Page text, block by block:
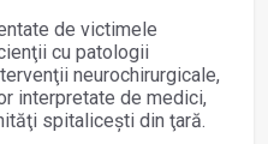
de victimele
cu patologii
neurochirurgicale,
interpretate de medici,
spitaliceşti din ţară.